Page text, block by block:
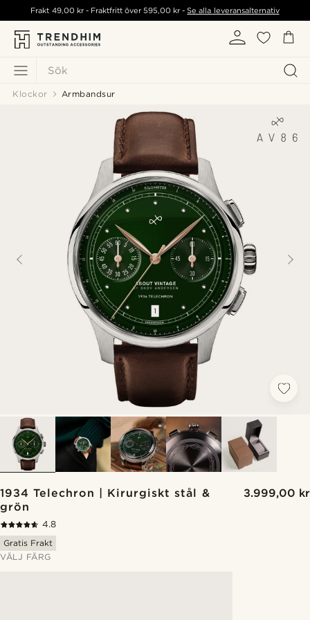
Sök
Frakt 49,00 kr- Fraktfritt över595,00 kr -Se alla leveransalternativ
Klockor Armbandsur
1934 Telechron | Kirurgiskt stål &
grön
3.999,00 kr
4.8
Gratis Frakt
VÄLJ FÄRG